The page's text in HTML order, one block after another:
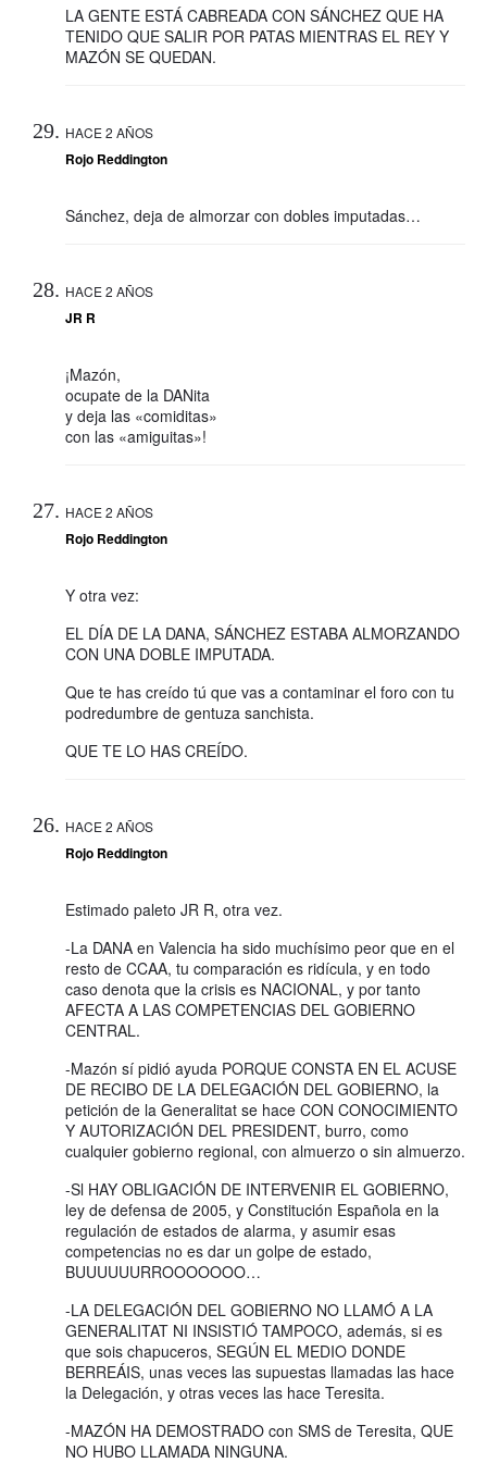
LA GENTE ESTÁ CABREADA CON SÁNCHEZ QUE HA
TENIDO QUE SALIR POR PATAS MIENTRAS EL REY Y
MAZÓN SE QUEDAN.
HACE 2 AÑOS
Rojo Reddington
Sánchez, deja de almorzar con dobles imputadas…
HACE 2 AÑOS
JR R
¡Mazón,
ocupate de la DANita
y deja las «comiditas»
con las «amiguitas»!
HACE 2 AÑOS
Rojo Reddington
Y otra vez:
EL DÍA DE LA DANA, SÁNCHEZ ESTABA ALMORZANDO
CON UNA DOBLE IMPUTADA.
Que te has creído tú que vas a contaminar el foro con tu
podredumbre de gentuza sanchista.
QUE TE LO HAS CREÍDO.
HACE 2 AÑOS
Rojo Reddington
Estimado paleto JR R, otra vez.
-La DANA en Valencia ha sido muchísimo peor que en el
resto de CCAA, tu comparación es ridícula, y en todo
caso denota que la crisis es NACIONAL, y por tanto
AFECTA A LAS COMPETENCIAS DEL GOBIERNO
CENTRAL.
-Mazón sí pidió ayuda PORQUE CONSTA EN EL ACUSE
DE RECIBO DE LA DELEGACIÓN DEL GOBIERNO, la
petición de la Generalitat se hace CON CONOCIMIENTO
Y AUTORIZACIÓN DEL PRESIDENT, burro, como
cualquier gobierno regional, con almuerzo o sin almuerzo.
-Sl HAY OBLIGACIÓN DE INTERVENIR EL GOBIERNO,
ley de defensa de 2005, y Constitución Española en la
regulación de estados de alarma, y asumir esas
competencias no es dar un golpe de estado,
BUUUUUURROOOOOOO…
-LA DELEGACIÓN DEL GOBIERNO NO LLAMÓ A LA
GENERALITAT NI INSISTIÓ TAMPOCO, además, si es
que sois chapuceros, SEGÚN EL MEDIO DONDE
BERREÁIS, unas veces las supuestas llamadas las hace
la Delegación, y otras veces las hace Teresita.
-MAZÓN HA DEMOSTRADO con SMS de Teresita, QUE
NO HUBO LLAMADA NINGUNA.